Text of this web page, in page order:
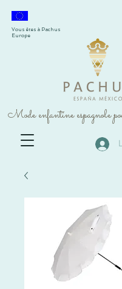
Mode enfantine espagnole
Vous êtes à Pachus
Europe